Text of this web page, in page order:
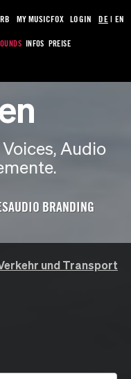
INFOS PREISE
MY MUSICFOX LOGIN DE| EN
Audio
AUDIO BRANDING
und Transport